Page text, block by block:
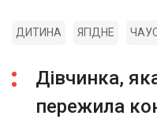
ДИТИНА ЯГІДНЕ
Дівчинка,
пережила